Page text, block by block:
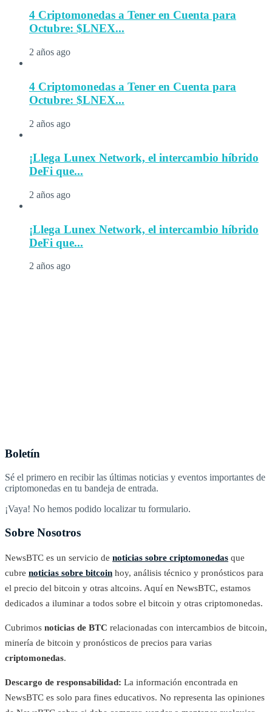
4 Criptomonedas a Tener en Cuenta para
Octubre: $LNEX...
2 años ago
4 Criptomonedas a Tener en Cuenta para
Octubre: $LNEX...
2 años ago
¡Llega Lunex Network, el intercambio híbrido
DeFi que...
2 años ago
¡Llega Lunex Network, el intercambio híbrido
DeFi que...
2 años ago
Boletín
Sé el primero en recibir las últimas noticias y eventos importantes de
criptomonedas en tu bandeja de entrada.
¡Vaya! No hemos podido localizar tu formulario.
Sobre Nosotros
NewsBTC es un servicio de noticias sobre criptomonedas que
cubre noticias sobre bitcoin hoy, análisis técnico y pronósticos para
el precio del bitcoin y otras altcoins. Aquí en NewsBTC, estamos
dedicados a iluminar a todos sobre el bitcoin y otras criptomonedas.
Cubrimos noticias de BTC relacionadas con intercambios de bitcoin,
minería de bitcoin y pronósticos de precios para varias
criptomonedas.
Descargo de responsabilidad: La información encontrada en
NewsBTC es solo para fines educativos. No representa las opiniones